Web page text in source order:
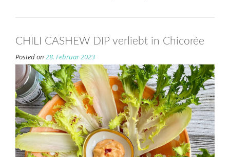
CHILI CASHEW DIP verliebt in Chicorée
Posted on 28. Februar 2023